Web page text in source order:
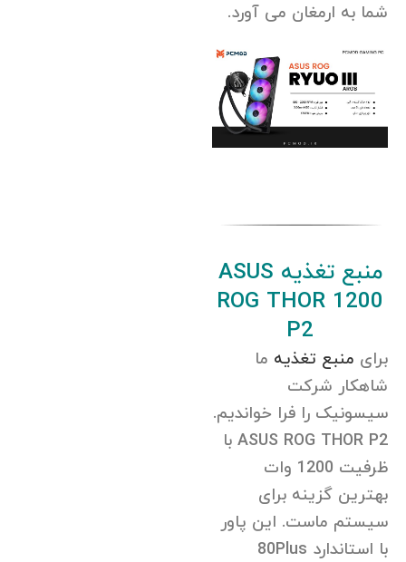
شما به ارمغان می آورد.
منبع تغذیه ASUS
ROG THOR 1200
P2
برای منبع تغذیه ما
شاهکار شرکت
سیسونیک را فرا خواندیم.
ASUS ROG THOR P2 با
ظرفیت 1200 وات
بهترین گزینه برای
سیستم ماست. این پاور
با استاندارد 80Plus